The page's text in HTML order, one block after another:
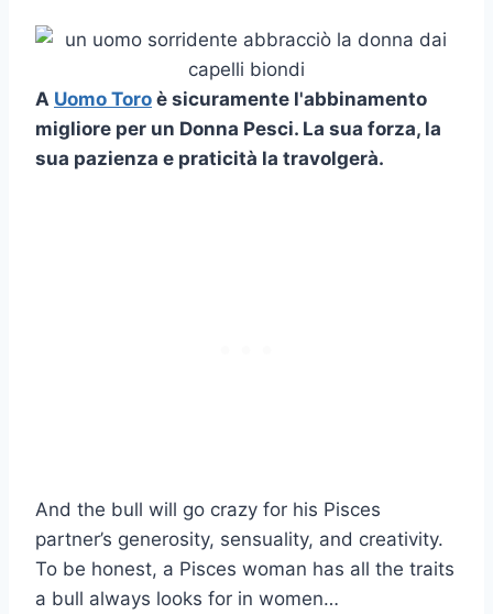
A Uomo Toro è sicuramente l'abbinamento
migliore per un Donna Pesci. La sua forza, la
sua pazienza e praticità la travolgerà.
And the bull will go crazy for his Pisces
partner’s generosity, sensuality, and creativity.
To be honest, a Pisces woman has all the traits
a bull always looks for in women…